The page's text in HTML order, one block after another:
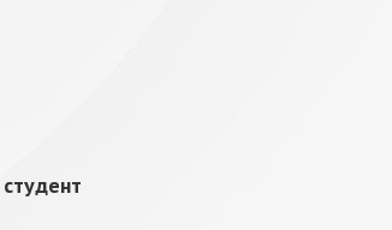
студент